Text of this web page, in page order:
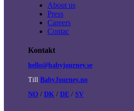
About us
Press
Careers
Contac
Kontakt
hello@babyjourney.se
Till BabyJourney.no
NO / DK / DE / SV